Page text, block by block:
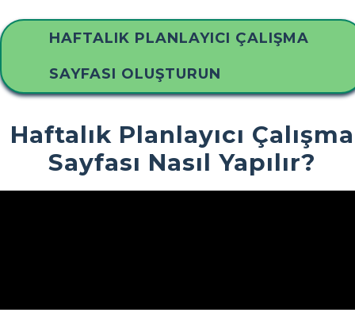
HAFTALIK PLANLAYICI ÇALIŞMA
SAYFASI OLUŞTURUN
Haftalık Planlayıcı Çalışma
Sayfası Nasıl Yapılır?